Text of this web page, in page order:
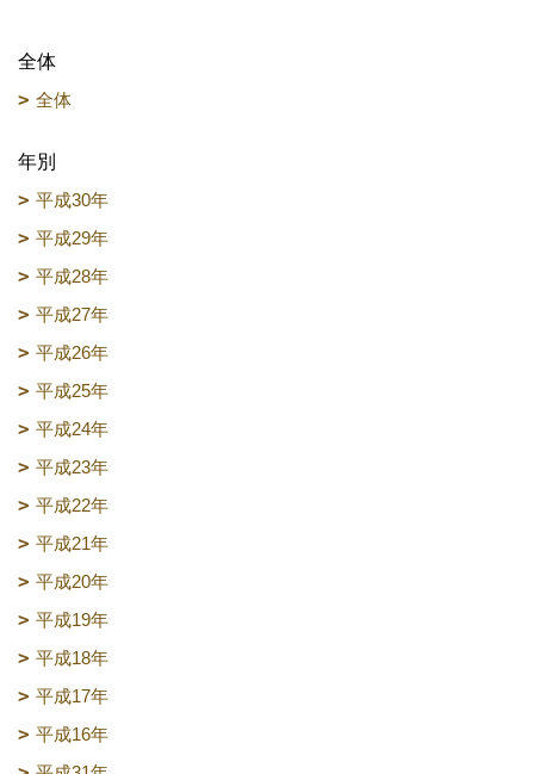
全体
全体
年別
平成30年
平成29年
平成28年
平成27年
平成26年
平成25年
平成24年
平成23年
平成22年
平成21年
平成20年
平成19年
平成18年
平成17年
平成16年